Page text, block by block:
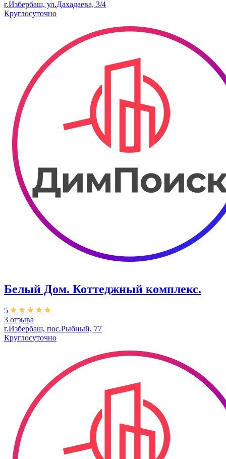
г.Избербаш, ул.Дахадаева, 3/4
Круглосуточно
Белый Дом. ​Коттеджный комплекс.
5
3 отзыва
г.Избербаш, пос.Рыбный, 77
Круглосуточно